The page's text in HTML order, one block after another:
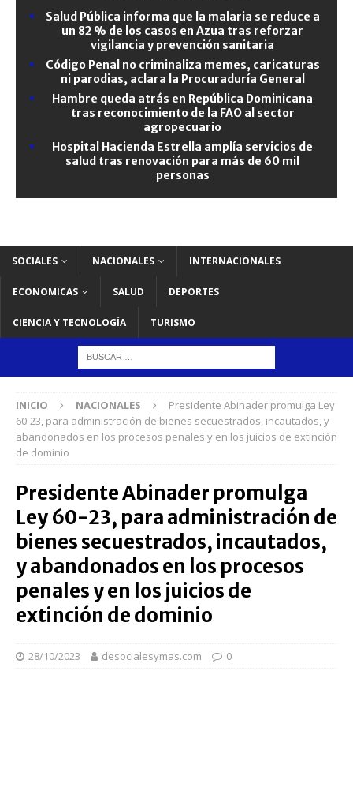
Salud Pública informa que la malaria se reduce a
un 82 % de los casos en Azua tras reforzar
vigilancia y prevención sanitaria
Código Penal no criminaliza memes, caricaturas
ni parodias, aclara la Procuraduría General
Hambre queda atrás en República Dominicana
tras reconocimiento de la FAO al sector
agropecuario
Hospital Hacienda Estrella amplía servicios de
salud tras renovación para más de 60 mil
personas
SOCIALES NACIONALES INTERNACIONALES
ECONOMICAS SALUD DEPORTES
CIENCIA Y TECNOLOGÍA TURISMO
INICIO NACIONALES
Presidente Abinader promulga Ley
60-23, para administración de bienes secuestrados, incautados, y
abandonados en los procesos penales y en los juicios de extinción
de dominio
Presidente Abinader promulga
Ley 60-23, para administración de
bienes secuestrados, incautados,
y abandonados en los procesos
penales y en los juicios de
extinción de dominio
28/10/2023 desocialesymas.com 0